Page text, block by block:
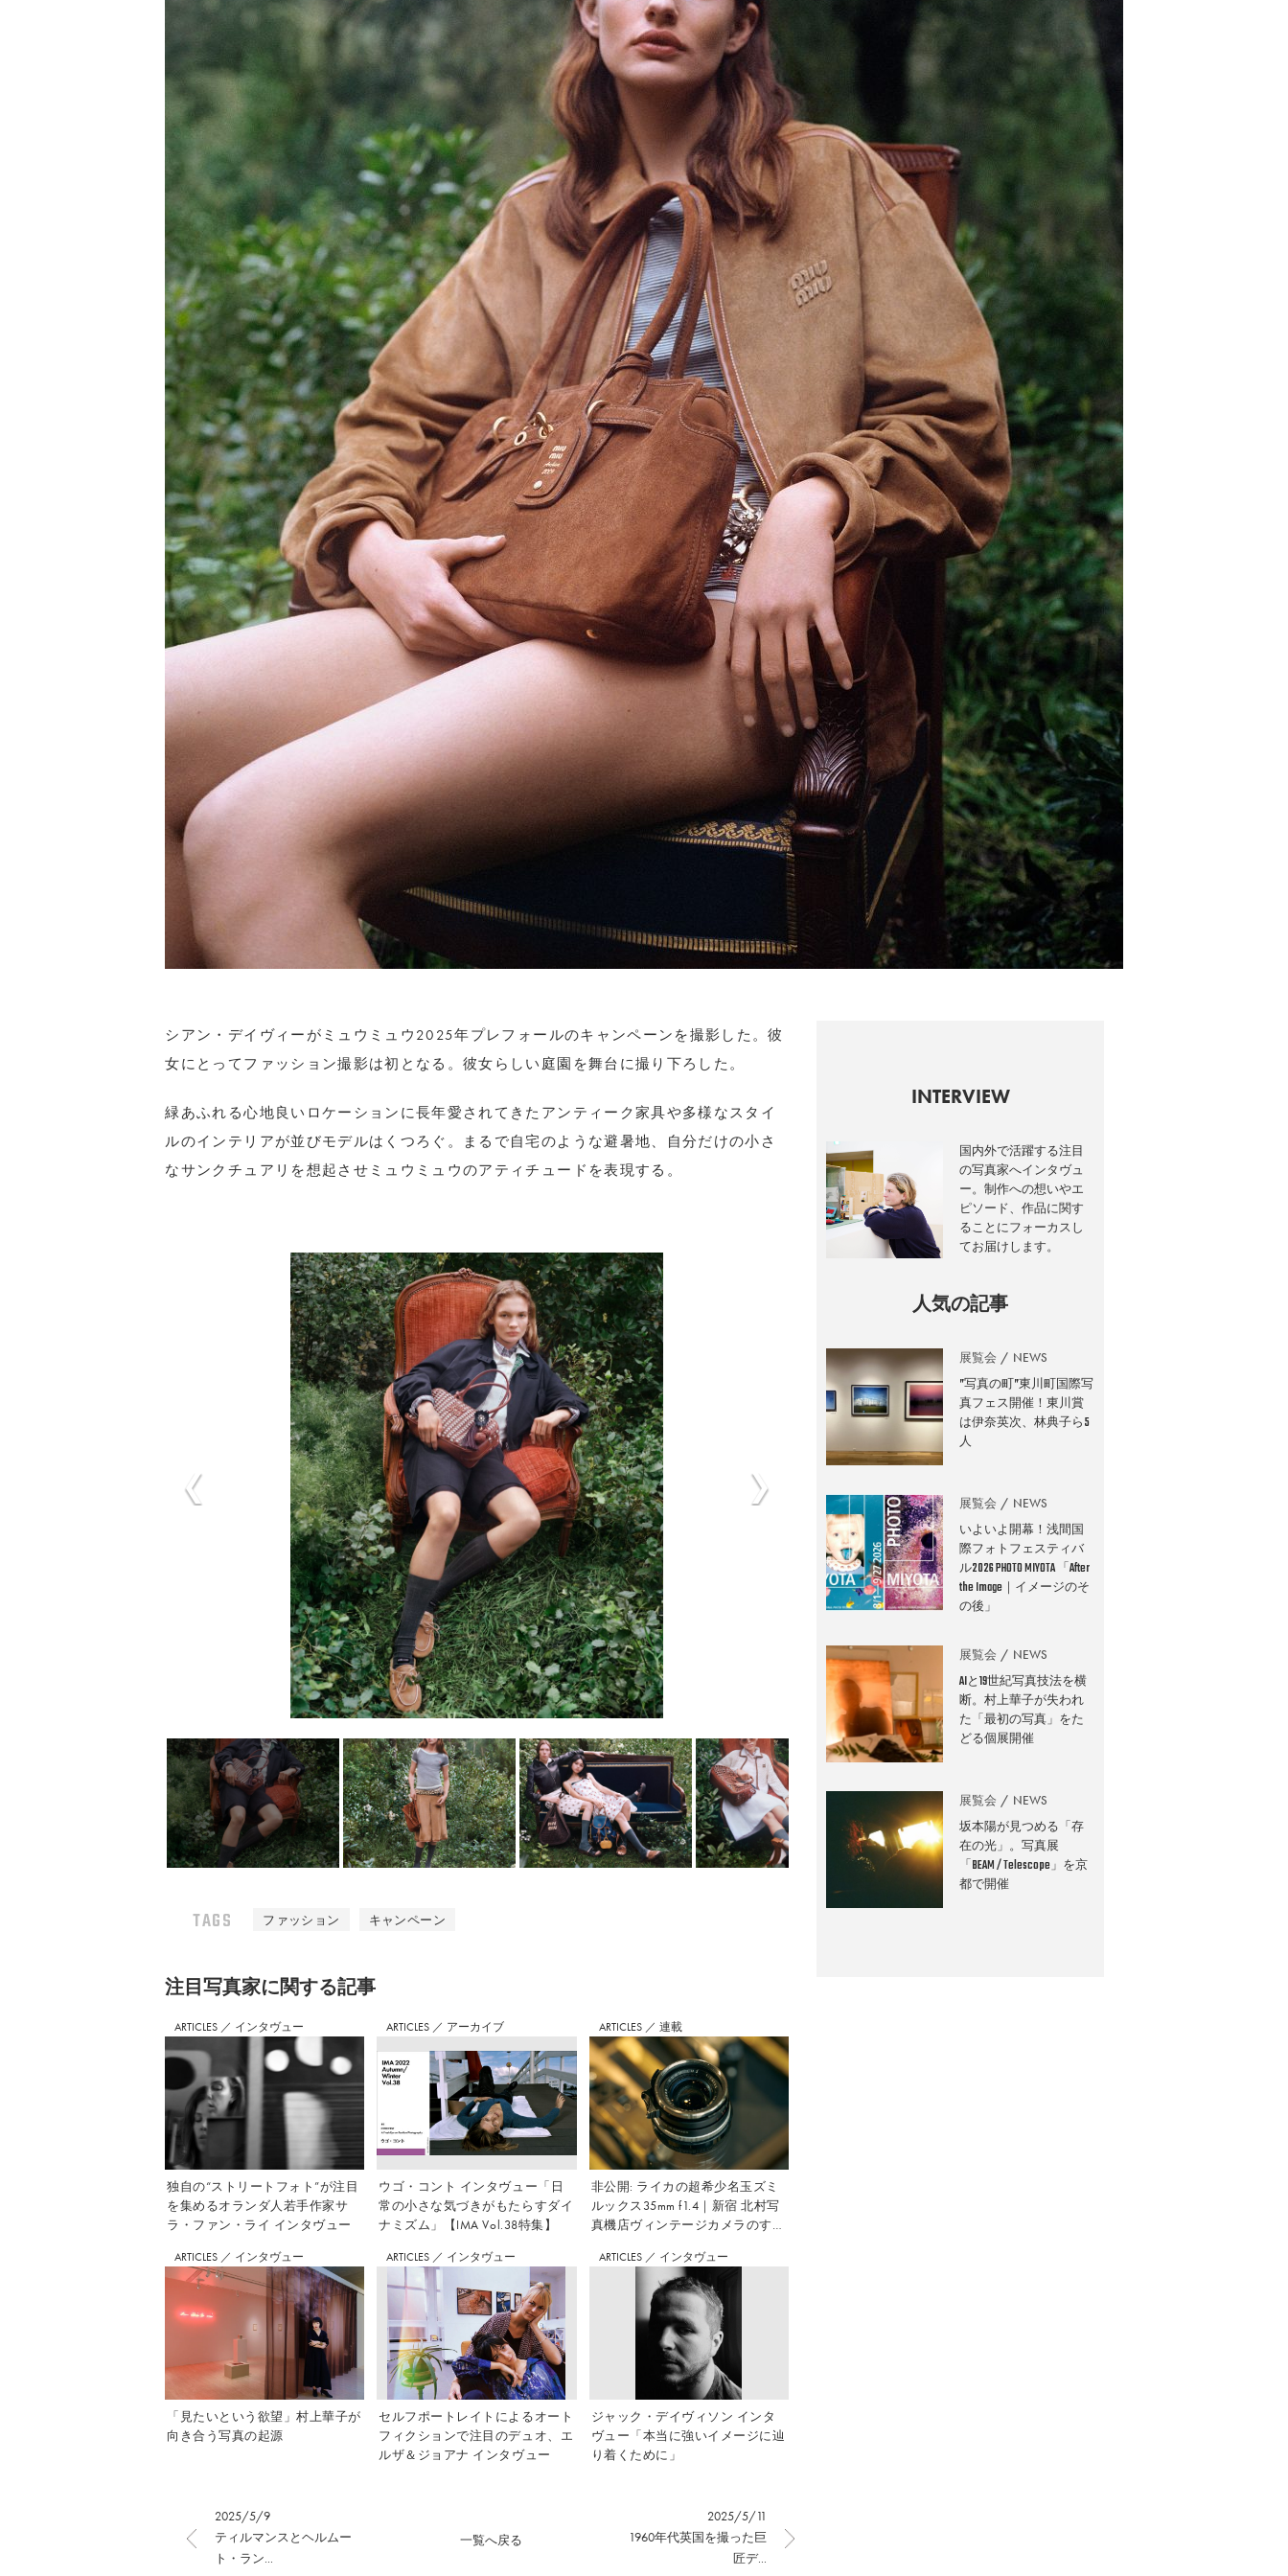
シアン・デイヴィーがミュウミュウ2025年プレフォールのキャンペーンを撮影した。彼
女にとってファッション撮影は初となる。彼女らしい庭園を舞台に撮り下ろした。
緑あふれる心地良いロケーションに長年愛されてきたアンティーク家具や多様なスタイ
ルのインテリアが並びモデルはくつろぐ。まるで自宅のような避暑地、自分だけの小さ
なサンクチュアリを想起させミュウミュウのアティチュードを表現する。
TAGS ファッション キャンペーン
注⽬写真家に関する記事
ARTICLES ／ インタヴュー
独自の“ストリートフォト”が注目
を集めるオランダ人若手作家サ
ラ・ファン・ライ インタヴュー
ARTICLES ／ アーカイブ
ウゴ・コント インタヴュー「日
常の小さな気づきがもたらすダイ
ナミズム」【IMA Vol.38特集】
ARTICLES ／ 連載
非公開: ライカの超希少名玉ズミ
ルックス35mm f1.4｜新宿 北村写
真機店ヴィンテージカメラのすす
ARTICLES ／ インタヴュー
「見たいという欲望」村上華子が
向き合う写真の起源
ARTICLES ／ インタヴュー
セルフポートレイトによるオート
フィクションで注目のデュオ、エ
ルザ＆ジョアナ インタヴュー
ARTICLES ／ インタヴュー
ジャック・デイヴィソン インタ
ヴュー「本当に強いイメージに辿
り着くために」
2025/5/9
ティルマンスとヘルムー
ト・ラン...
2025/5/11
1960年代英国を撮った巨
匠デ...
一覧へ戻る
INTERVIEW
国内外で活躍する注目
の写真家へインタヴュ
ー。制作への想いやエ
ピソード、作品に関す
ることにフォーカスし
てお届けします。
人気の記事
展覧会 NEWS
”写真の町”東川町国際写
真フェス開催！東川賞
は伊奈英次、林典子ら5
人
展覧会 NEWS
いよいよ開幕！浅間国
際フォトフェスティバ
ル2026 PHOTO MIYOTA 「After
the Image｜イメージのそ
の後」
展覧会 NEWS
AIと19世紀写真技法を横
断。村上華子が失われ
た「最初の写真」をた
どる個展開催
展覧会 NEWS
坂本陽が見つめる「存
在の光」。写真展
「BEAM / Telescope」を京
都で開催